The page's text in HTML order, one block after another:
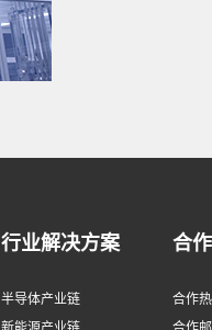
行业解决方案
半导体产业链
合
合作